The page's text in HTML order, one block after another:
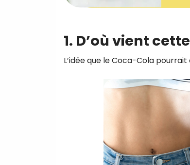
1. D’où vient
L’idée que le Coca-Cola